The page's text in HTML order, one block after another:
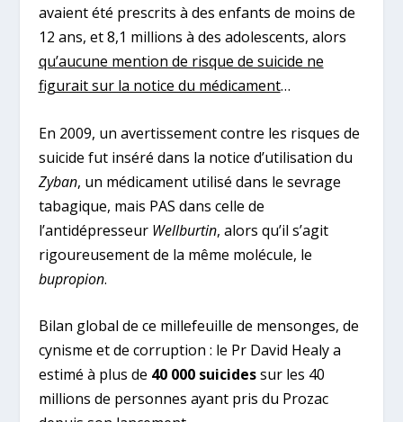
avaient été prescrits à des enfants de moins de
12 ans, et 8,1 millions à des adolescents, alors
qu’aucune mention de risque de suicide ne
figurait sur la notice du médicament…
En 2009, un avertissement contre les risques de
suicide fut inséré dans la notice d’utilisation du
Zyban, un médicament utilisé dans le sevrage
tabagique, mais PAS dans celle de
l’antidépresseur Wellburtin, alors qu’il s’agit
rigoureusement de la même molécule, le
bupropion.
Bilan global de ce millefeuille de mensonges, de
cynisme et de corruption : le Pr David Healy a
estimé à plus de 40 000 suicidessur les 40
millions de personnes ayant pris du Prozac